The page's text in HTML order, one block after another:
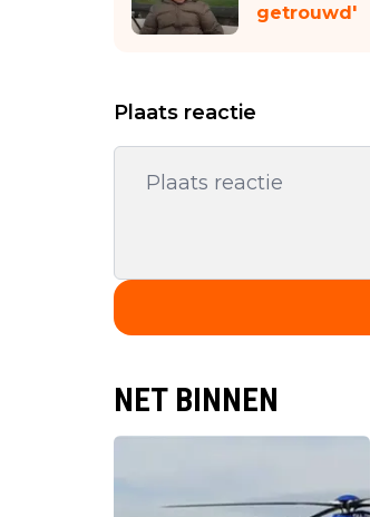
getrouwd'
Plaats reactie
NET BINNEN